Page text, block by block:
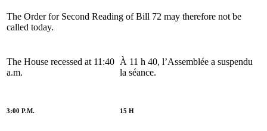
The Order for Second Reading of Bill 72 may therefore not be
called today.
The House recessed at 11:40
a.m.
À 11 h 40, l’Assemblée a suspendu
la séance.
3:00 P.M. 15 H